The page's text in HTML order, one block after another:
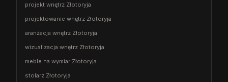
projekt wnętrz Złotoryja
projektowanie wnętrz Złotoryja
aranżacja wnętrz Złotoryja
wizualizacja wnętrz Złotoryja
meble na wymiar Złotoryja
stolarz Złotoryja